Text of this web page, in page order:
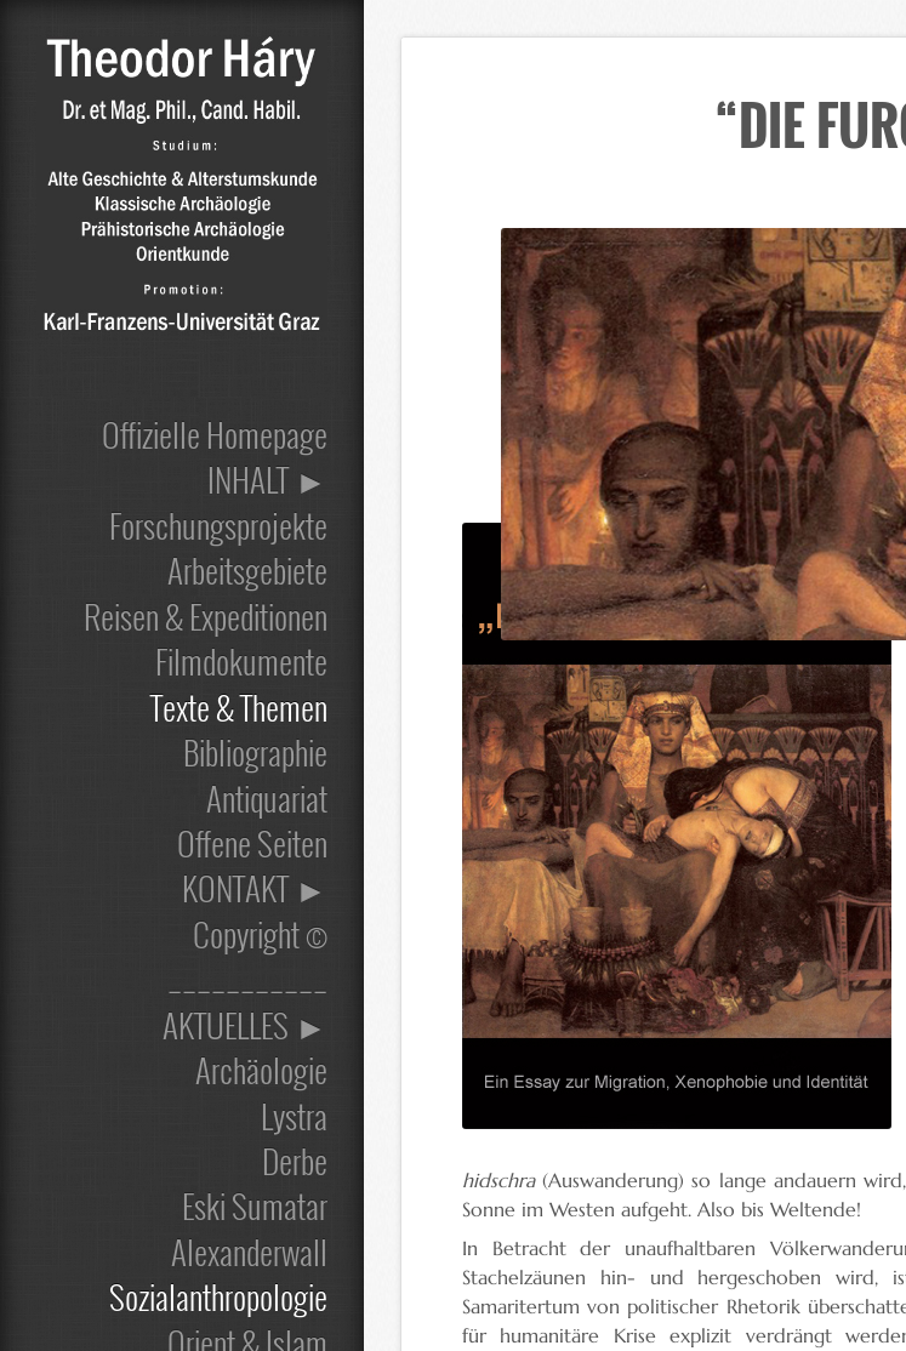
Offizielle Homepage
INHALT ►
Forschungsprojekte
Arbeitsgebiete
Reisen & Expeditionen
Filmdokumente
Texte & Themen
Bibliographie
Antiquariat
Offene Seiten
KONTAKT ►
Copyright ©
___________
AKTUELLES ►
Archäologie
Lystra
Derbe
Eski Sumatar
Alexanderwall
Sozialanthropologie
“DIE
Previous
Next
Startseite │INHALT│Texte & Themen
Ein Essay zur
hidschra(Auswanderung) so lange andauern
Sonne im Westen aufgeht. Also bis Weltende!
In Betracht der unaufhaltbaren
Stachelzäunen hin- und hergeschoben wird,
Samaritertum von politischer Rhetorik
für humanitäre Krise explizit verdrängt